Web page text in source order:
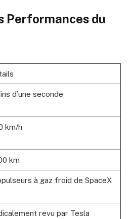
Performances du
d’une seconde
km/h
km
à gaz froid de SpaceX
revu par Tesla